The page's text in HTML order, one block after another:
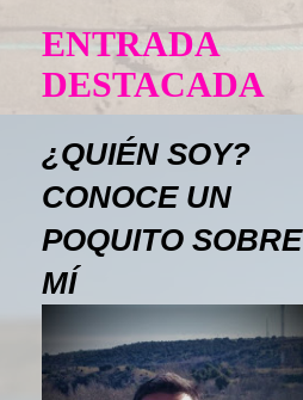
ENTRADA
DESTACADA
¿QUIÉN SOY?
CONOCE UN
POQUITO SOBRE
MÍ